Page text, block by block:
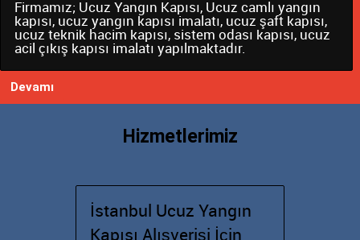
Ucuz yangın kapıları üretilirken dikkat edilmesi
gereken noktalar bulunmaktadır. Bu noktalara dikkat
edilmediği taktirde kapılar bir süre onra kullanılmaz
hale gelecektir.
Devamı
Firmamız; Ucuz Yangın Kapısı, Ucuz camlı yangın
kapısı, ucuz yangın kapısı imalatı, ucuz şaft kapısı,
ucuz teknik hacim kapısı, sistem odası kapısı, ucuz
acil çıkış kapısı imalatı yapılmaktadır.
Devamı
Hizmetlerimiz
İstanbul Ucuz Yangın
Kapısı Alışverişi İçin